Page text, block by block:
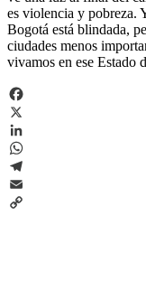
es violencia y pobreza.
Bogotá está blindada,
ciudades menos
vivamos en ese Estado
Facebook
X
LinkedIn
WhatsApp
Telegram
Email